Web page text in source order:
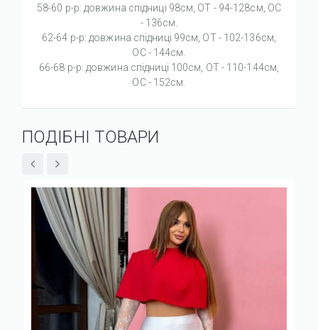
58-60 р-р: довжина спідниці 98см, ОТ - 94-128см, OC
- 136см.
62-64 р-р: довжина спідниці 99см, ОТ - 102-136см,
OC - 144см.
66-68 р-р: довжина спідниці 100см, ОТ - 110-144см,
OC - 152см.
ПОДІБНІ ТОВАРИ